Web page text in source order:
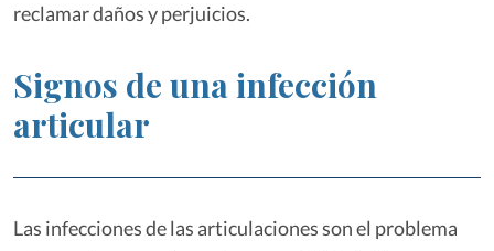
reclamar daños y perjuicios.
Signos de una infección
articular
Las infecciones de las articulaciones son el problema